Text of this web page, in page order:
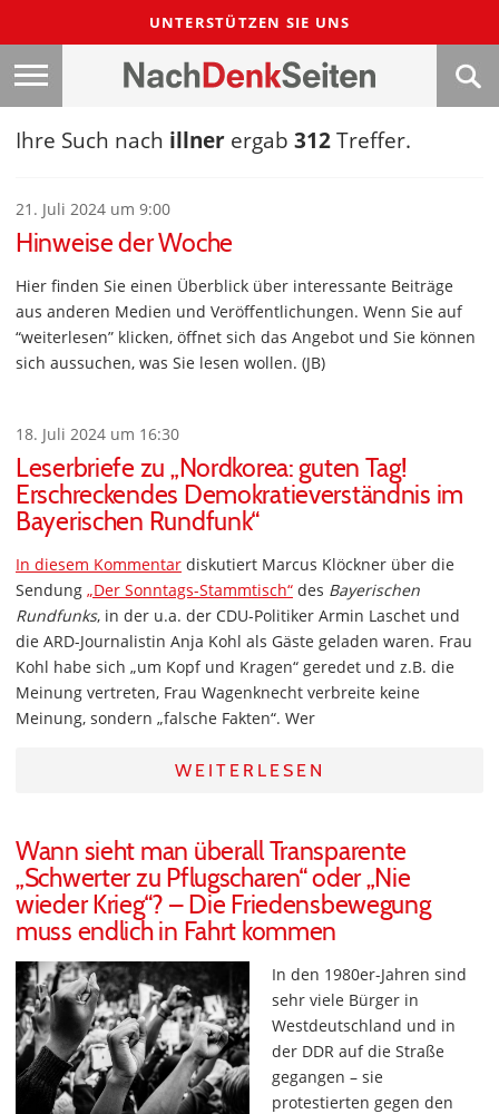
UNTERSTÜTZEN SIE UNS
Ihre Such nach illner ergab 312Treffer.
21. Juli 2024 um 9:00
Hinweise der Woche
Hier finden Sie einen Überblick über interessante Beiträge
aus anderen Medien und Veröffentlichungen. Wenn Sie auf
“weiterlesen” klicken, öffnet sich das Angebot und Sie können
sich aussuchen, was Sie lesen wollen. (JB)
18. Juli 2024 um 16:30
Leserbriefe zu „Nordkorea: guten Tag!
Erschreckendes Demokratieverständnis im
Bayerischen Rundfunk“
In diesem Kommentar diskutiert Marcus Klöckner über die
Sendung „Der Sonntags-Stammtisch“ des Bayerischen
Rundfunks, in der u.a. der CDU-Politiker Armin Laschet und
die ARD-Journalistin Anja Kohl als Gäste geladen waren. Frau
Kohl habe sich „um Kopf und Kragen“ geredet und z.B. die
Meinung vertreten, Frau Wagenknecht verbreite keine
Meinung, sondern „falsche Fakten“. Wer
WEITERLESEN
Wann sieht man überall Transparente
„Schwerter zu Pflugscharen“ oder „Nie
wieder Krieg“? – Die Friedensbewegung
muss endlich in Fahrt kommen
In den 1980er-Jahren sind
sehr viele Bürger in
Westdeutschland und in
der DDR auf die Straße
gegangen – sie
protestierten gegen den